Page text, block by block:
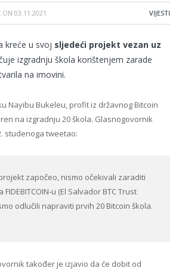
ON 03.11.2021 VIJESTI
kreće u svoj sljedeći projekt vezan uz
izgradnju škola korištenjem zarade
na imovini.
Nayibu Bukeleu, profit iz državnog Bitcoin
na izgradnju 20 škola. Glasnogovornik
studenoga tweetao:
započeo, nismo očekivali zaraditi
u (El Salvador BTC Trust
odlučili napraviti prvih 20 Bitcoin škola.
također je izjavio da će dobit od